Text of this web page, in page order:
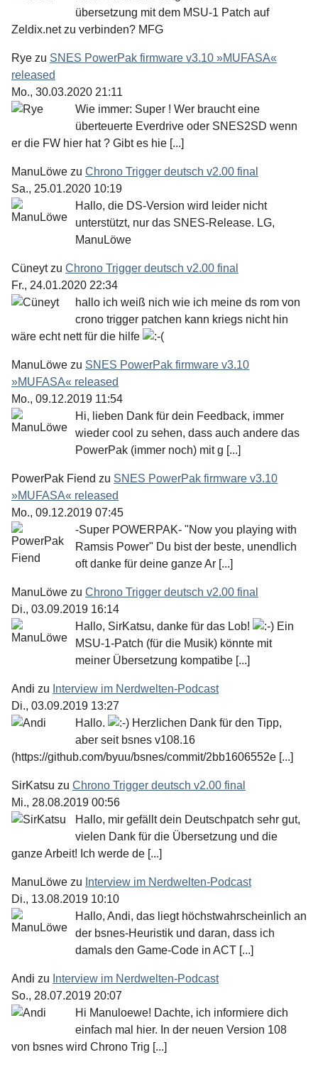
übersetzung mit dem MSU-1 Patch auf
Zeldix.net zu verbinden? MFG
Rye zu SNES PowerPak firmware v3.10 »MUFASA«
released
Mo., 30.03.2020 21:11
Wie immer: Super ! Wer braucht eine
überteuerte Everdrive oder SNES2SD wenn
er die FW hier hat ? Gibt es hie [...]
ManuLöwe zu Chrono Trigger deutsch v2.00 final
Sa., 25.01.2020 10:19
Hallo, die DS-Version wird leider nicht
unterstützt, nur das SNES-Release. LG,
ManuLöwe
Cüneytzu Chrono Trigger deutsch v2.00 final
Fr., 24.01.2020 22:34
hallo ich weiß nich wie ich meine ds rom von
crono trigger patchen kann kriegs nicht hin
wäre echt nett für die hilfe
ManuLöwe zu SNES PowerPak firmware v3.10
»MUFASA« released
Mo., 09.12.2019 11:54
Hi, lieben Dank für dein Feedback, immer
wieder cool zu sehen, dass auch andere das
PowerPak (immer noch) mit g [...]
PowerPak Fiend zu SNES PowerPak firmware v3.10
»MUFASA« released
Mo., 09.12.2019 07:45
-Super POWERPAK- "Now you playing with
Ramsis Power" Du bist der beste, unendlich
oft danke für deine ganze Ar [...]
ManuLöwe zu Chrono Trigger deutsch v2.00 final
Di., 03.09.2019 16:14
Hallo, SirKatsu, danke für das Lob!
Ein
MSU-1-Patch (für die Musik) könnte mit
meiner Übersetzung kompatibe [...]
Andi zu Interview im Nerdwelten-Podcast
Di., 03.09.2019 13:27
Hallo.
Herzlichen Dank für den Tipp,
aber seit bsnes v108.16
(https://github.com/byuu/bsnes/commit/2bb1606552e [...]
SirKatsu zu Chrono Trigger deutsch v2.00 final
Mi., 28.08.2019 00:56
Hallo, mir gefällt dein Deutschpatch sehr gut,
vielen Dank für die Übersetzung und die
ganze Arbeit! Ich werde de [...]
ManuLöwe zu Interview im Nerdwelten-Podcast
Di., 13.08.2019 10:10
Hallo, Andi, das liegt höchstwahrscheinlich an
der bsnes-Heuristik und daran, dass ich
damals den Game-Code in ACT [...]
Andi zu Interview im Nerdwelten-Podcast
So., 28.07.2019 20:07
Hi Manuloewe! Dachte, ich informiere dich
einfach mal hier. In der neuen Version 108
von bsnes wird Chrono Trig [...]